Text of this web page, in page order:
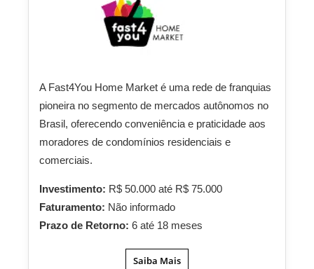
A Fast4You Home Market é uma rede de franquias
pioneira no segmento de mercados autônomos no
Brasil, oferecendo conveniência e praticidade aos
moradores de condomínios residenciais e
comerciais.
Investimento: R$ 50.000 até R$ 75.000
Faturamento: Não informado
Prazo de Retorno: 6 até 18 meses
Saiba Mais